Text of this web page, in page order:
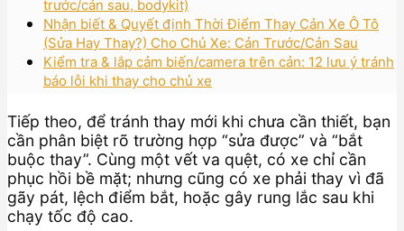
trước/cản sau, bodykit)
Nhận biết & Quyết định Thời Điểm Thay Cản Xe Ô Tô
(Sửa Hay Thay?) Cho Chủ Xe: Cản Trước/Cản Sau
Kiểm tra & lắp cảm biến/camera trên cản: 12 lưu ý tránh
báo lỗi khi thay cho chủ xe
Tiếp theo, để tránh thay mới khi chưa cần thiết, bạn
cần phân biệt rõ trường hợp “sửa được” và “bắt
buộc thay”. Cùng một vết va quệt, có xe chỉ cần
phục hồi bề mặt; nhưng cũng có xe phải thay vì đã
gãy pát, lệch điểm bắt, hoặc gây rung lắc sau khi
chạy tốc độ cao.